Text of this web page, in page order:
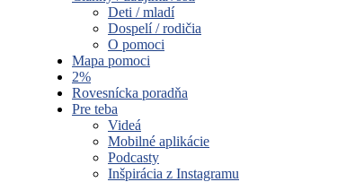
Deti / mladí
Dospelí / rodičia
O pomoci
Mapa pomoci
2%
Rovesnícka poradňa
Pre teba
Videá
Mobilné aplikácie
Podcasty
Inšpirácia z Instagramu